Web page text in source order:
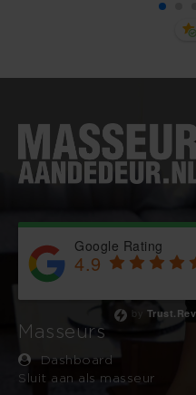
Google Rating
4.9
by
Masseurs
Dashboard
Sluit aan als masseur